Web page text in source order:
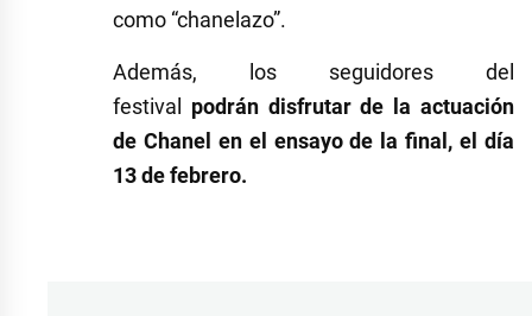
como “chanelazo”.
Además, los seguidores del
festival podrán disfrutar de la actuación
de Chanel en el ensayo de la final, el día
13 de febrero.